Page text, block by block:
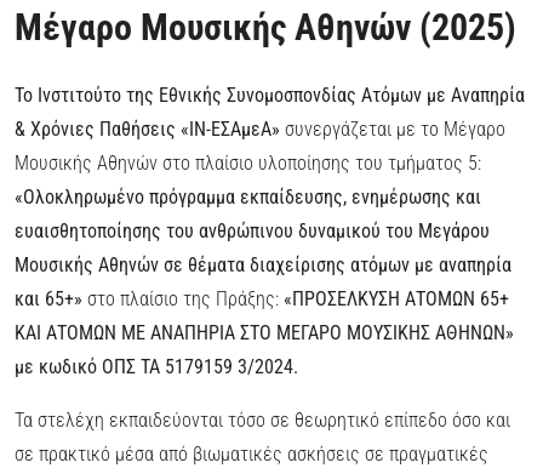
Μέγαρο Μουσικής Αθηνών (2025)
Το Ινστιτούτο της Εθνικής Συνομοσπονδίας Ατόμων με Αναπηρία
& Χρόνιες Παθήσεις «ΙΝ-ΕΣΑμεΑ» συνεργάζεται με το Μέγαρο
Μουσικής Αθηνών στο πλαίσιο υλοποίησης του τμήματος 5:
«Ολοκληρωμένο πρόγραμμα εκπαίδευσης, ενημέρωσης και
ευαισθητοποίησης του ανθρώπινου δυναμικού του Μεγάρου
Μουσικής Αθηνών σε θέματα διαχείρισης ατόμων με αναπηρία
και 65+» στο πλαίσιο της Πράξης: «ΠΡΟΣΕΛΚΥΣΗ ΑΤΟΜΩΝ 65+
ΚΑΙ ΑΤΟΜΩΝ ΜΕ ΑΝΑΠΗΡΙΑ ΣΤΟ ΜΕΓΑΡΟ ΜΟΥΣΙΚΗΣ ΑΘΗΝΩΝ»
με κωδικό ΟΠΣ TA 5179159 3/2024.
Τα στελέχη εκπαιδεύονται τόσο σε θεωρητικό επίπεδο όσο και
σε πρακτικό μέσα από βιωματικές ασκήσεις σε πραγματικές